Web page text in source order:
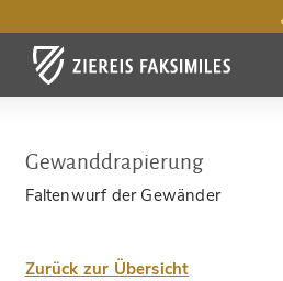
Gewanddrapierung
Faltenwurf der Gewänder
Zurück zur Übersicht